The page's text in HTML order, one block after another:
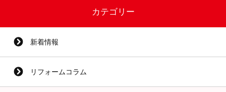
カテゴリー
新着情報
リフォームコラム